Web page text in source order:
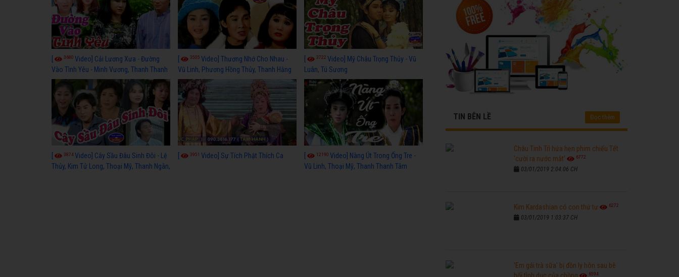
3680 Video] Cải Lương Xưa - Đường
Vào Tình Yêu - Minh Vương, Thanh Thanh
Tâm, Kim Tử Long, Thoại Mỹ, Thanh Ngân
3505 Video] Thương Nhớ Cho Nhau -
Vũ Linh, Phương Hồng Thủy, Thanh Hằng
3722 Video] Mỹ Châu Trọng Thủy - Vũ
Luân, Tú Sương
3874Video] Cây Sầu Đâu Sinh Đôi - Lệ
Thủy, Kim Tử Long, Thoại Mỹ, Thanh Ngân,
3951 Video] Sự Tích Phật Thích Ca 12190 Video] Nàng Út Trong Ống Tre -
Vũ Linh, Thoại Mỹ, Thanh Thanh Tâm
TIN BÊN LỀ Đọc thêm
Châu Tinh Trì hứa hẹn phim chiếu Tết
'cười ra nước mắt'
6772
03/01/2019 2:04:06 CH
Kim Kardashian có con thứ tư 6272
03/01/2019 1:03:37 CH
'Em gái trà sữa' bị đồn ly hôn sau bê
6594